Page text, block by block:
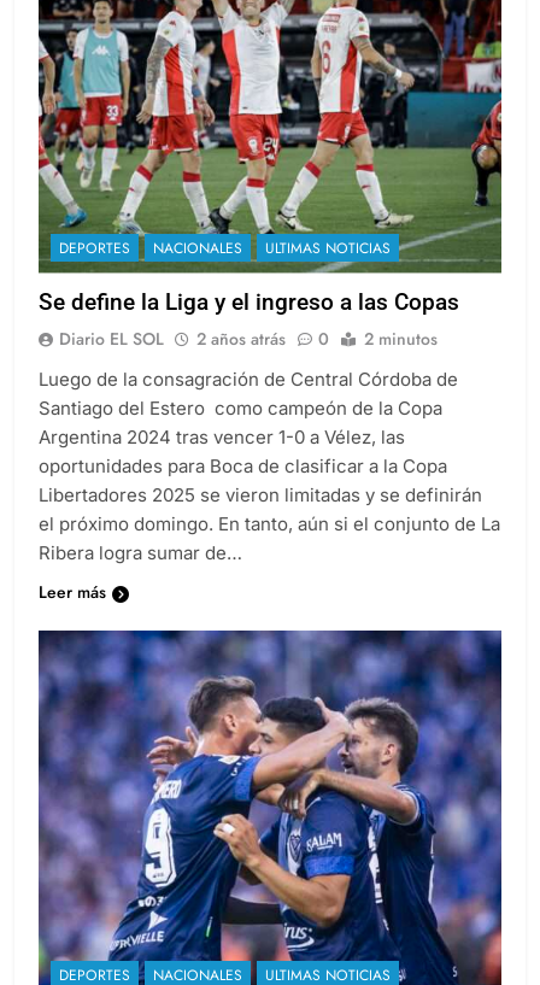
DEPORTES NACIONALES ULTIMAS NOTICIAS
Se define la Liga y el ingreso a las Copas
Diario EL SOL 2 años atrás 0 2 minutos
Luego de la consagración de Central Córdoba de
Santiago del Estero como campeón de la Copa
Argentina 2024 tras vencer 1-0 a Vélez, las
oportunidades para Boca de clasificar a la Copa
Libertadores 2025 se vieron limitadas y se definirán
el próximo domingo. En tanto, aún si el conjunto de La
Ribera logra sumar de…
Leer más
DEPORTES NACIONALES ULTIMAS NOTICIAS